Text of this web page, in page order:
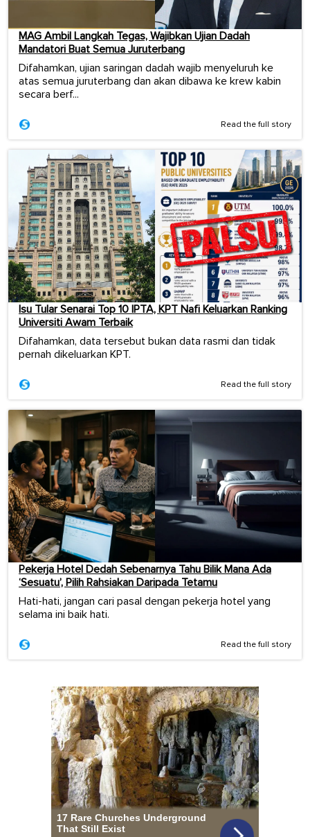
MAG Ambil Langkah Tegas, Wajibkan Ujian Dadah
Mandatori Buat Semua Juruterbang
Difahamkan, ujian saringan dadah wajib menyeluruh ke
atas semua juruterbang dan akan dibawa ke krew kabin
secara berf...
Read the full story
Isu Tular Senarai Top 10 IPTA, KPT Nafi Keluarkan Ranking
Universiti Awam Terbaik
Difahamkan, data tersebut bukan data rasmi dan tidak
pernah dikeluarkan KPT.
Read the full story
Pekerja Hotel Dedah Sebenarnya Tahu Bilik Mana Ada
‘Sesuatu’, Pilih Rahsiakan Daripada Tetamu
Hati-hati, jangan cari pasal dengan pekerja hotel yang
selama ini baik hati.
Read the full story